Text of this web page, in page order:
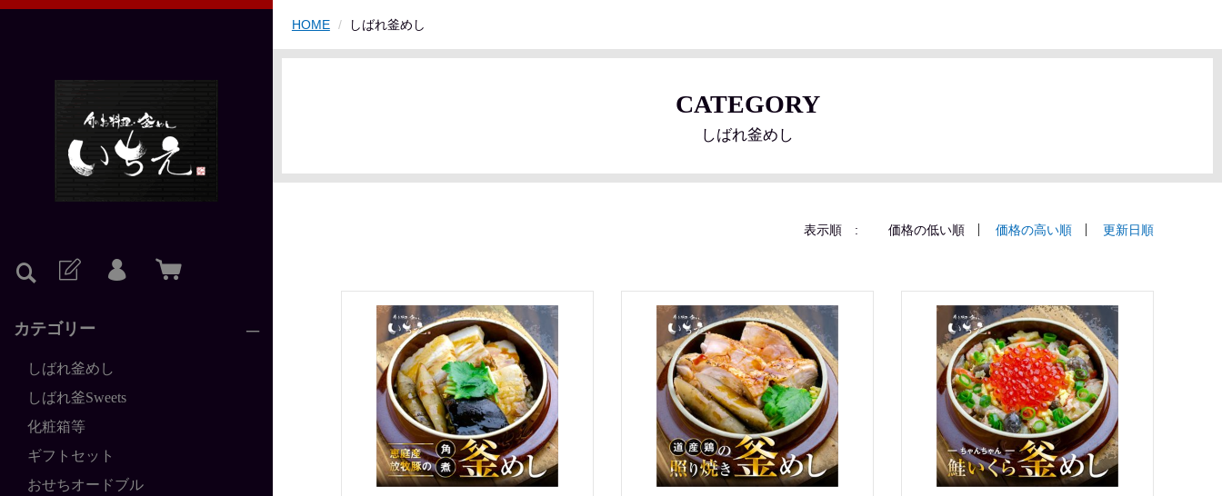
カテゴリー
しばれ釜めし
しばれ釜Sweets
化粧箱等
ギフトセット
おせちオードブル
HOME しばれ釜めし
CATEGORY
しばれ釜めし
表示順 : 価格の低い順 価格の高い順 更新日順